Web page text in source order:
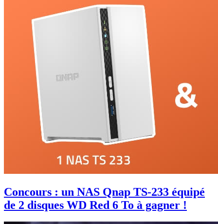
Concours : un NAS Qnap TS-233 équipé
de 2 disques WD Red 6 To à gagner !